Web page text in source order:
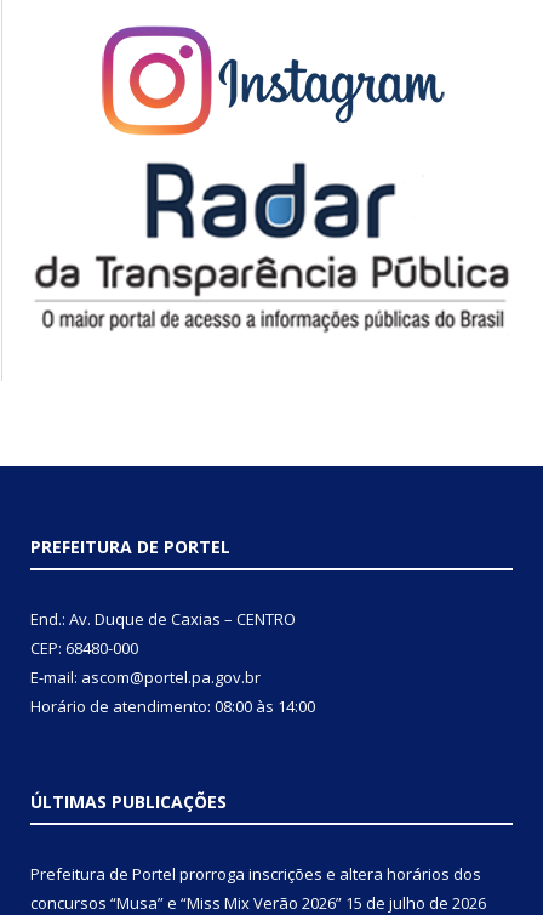
PREFEITURA DE PORTEL
End.: Av. Duque de Caxias – CENTRO
CEP: 68480-000
E-mail: ascom@portel.pa.gov.br
Horário de atendimento: 08:00 às 14:00
ÚLTIMAS PUBLICAÇÕES
Prefeitura de Portel prorroga inscrições e altera horários dos
concursos “Musa” e “Miss Mix Verão 2026” 15 de julho de 2026